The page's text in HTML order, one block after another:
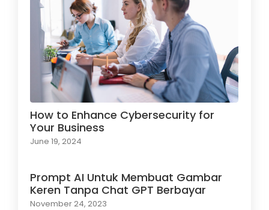
How to Enhance Cybersecurity for
Your Business
June 19, 2024
Prompt AI Untuk Membuat Gambar
Keren Tanpa Chat GPT Berbayar
November 24, 2023